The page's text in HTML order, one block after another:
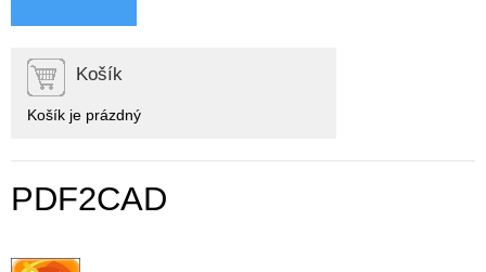
Košík
Košík je prázdný
PDF2CAD